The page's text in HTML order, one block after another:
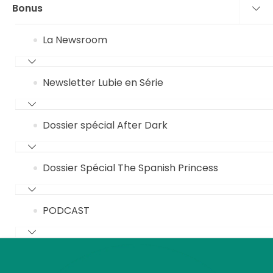
Bonus
La Newsroom
Newsletter Lubie en Série
Dossier spécial After Dark
Dossier Spécial The Spanish Princess
PODCAST